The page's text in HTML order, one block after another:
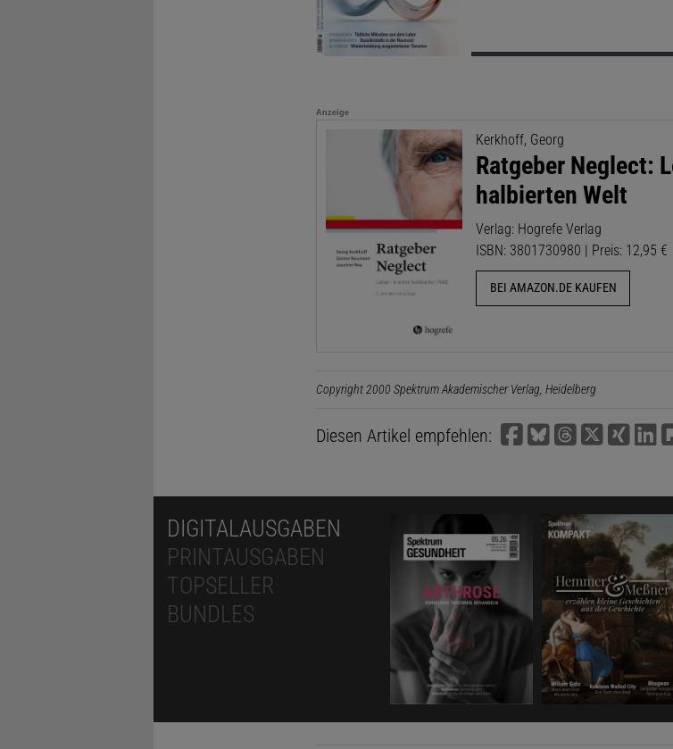
Anzeige
Kerkhoff, Georg
Ratgeber Neglect:
halbierten Welt
Verlag: Hogrefe Verlag
ISBN: 3801730980 | Preis: 12,95 €
BEI AMAZON.DE KAUFEN
Copyright 2000 Spektrum Akademischer Verlag, Heidelberg
Diesen Artikel empfehlen:
DIGITALAUSGABEN
PRINTAUSGABEN
TOPSELLER
BUNDLES